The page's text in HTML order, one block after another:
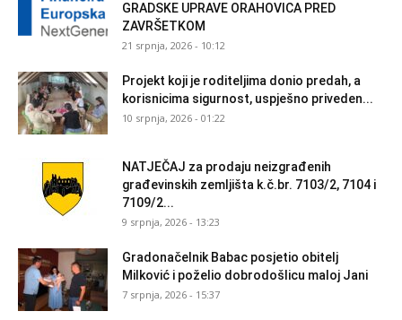
GRADSKE UPRAVE ORAHOVICA PRED
ZAVRŠETKOM
21 srpnja, 2026 - 10:12
Projekt koji je roditeljima donio predah, a
korisnicima sigurnost, uspješno priveden...
10 srpnja, 2026 - 01:22
NATJEČAJ za prodaju neizgrađenih
građevinskih zemljišta k.č.br. 7103/2, 7104 i
7109/2...
9 srpnja, 2026 - 13:23
Gradonačelnik Babac posjetio obitelj
Milković i poželio dobrodošlicu maloj Jani
7 srpnja, 2026 - 15:37